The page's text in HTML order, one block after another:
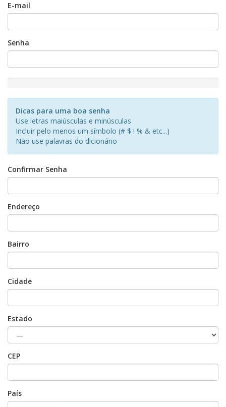
E-mail
Senha
Rating:
Dicas para uma boa senha
Use letras maiúsculas e minúsculas
Incluir pelo menos um símbolo (# $ ! % & etc...)
Não use palavras do dicionário
Confirmar Senha
Endereço
Bairro
Cidade
Estado
CEP
País